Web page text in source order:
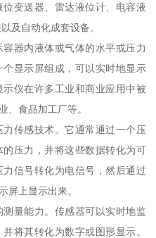
变送器、雷达液位计、电容液
及自动化成套设备。
器内液体或气体的水平或压力
显示屏组成，可以实时地显示
仪在许多工业和商业应用中被
、食品加工厂等。
传感技术。它通常通过一个压
压力，并将这些数据转化为可
信号转化为电信号，然后通过
屏上显示出来。
量能力。传感器可以实时地监
将其转化为数字或图形显示。